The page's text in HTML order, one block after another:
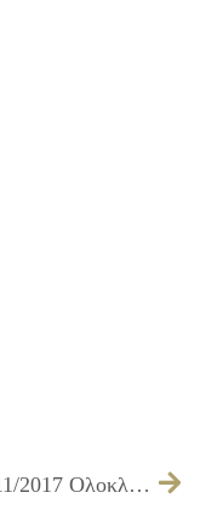
06/11/2017 Ολοκληρώθηκαν οι εργασίες της ενημερωτικής ημερίδας με θέμα: «ΜΗΤΡΙΚΟΣ ΘΗΛΑΣΜΟΣ – Πολιτικές και Δράσεις»